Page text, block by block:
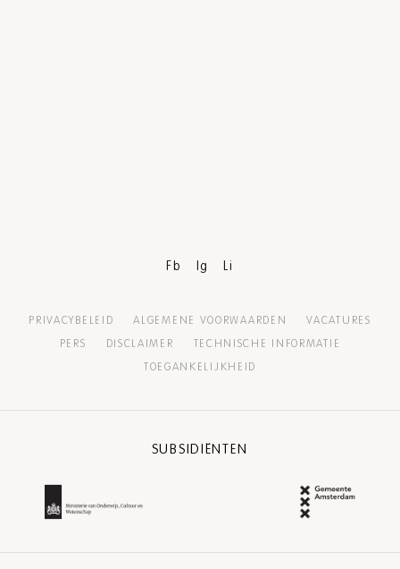
Fb Ig Li
PRIVACYBELEID ALGEMENE VOORWAARDEN
VACATURES
PERS
DISCLAIMER
TECHNISCHE INFORMATIE
TOEGANKELIJKHEID
SUBSIDIËNTEN